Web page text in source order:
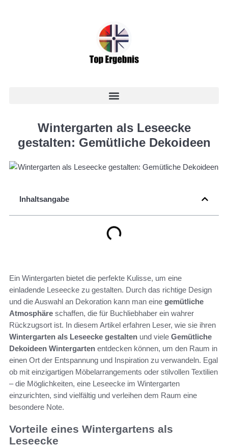
Wintergarten als Leseecke
gestalten: Gemütliche Dekoideen
Inhaltsangabe
Ein Wintergarten bietet die perfekte Kulisse, um eine
einladende Leseecke zu gestalten. Durch das richtige Design
und die Auswahl an Dekoration kann man eine gemütliche
Atmosphäre schaffen, die für Buchliebhaber ein wahrer
Rückzugsort ist. In diesem Artikel erfahren Leser, wie sie ihren
Wintergarten als Leseecke gestalten und viele Gemütliche
Dekoideen Wintergarten entdecken können, um den Raum in
einen Ort der Entspannung und Inspiration zu verwandeln. Egal
ob mit einzigartigen Möbelarrangements oder stilvollen Textilien
– die Möglichkeiten, eine Leseecke im Wintergarten
einzurichten, sind vielfältig und verleihen dem Raum eine
besondere Note.
Vorteile eines Wintergartens als
Leseecke